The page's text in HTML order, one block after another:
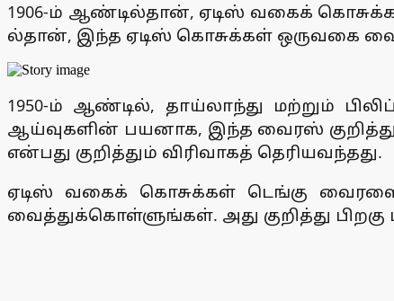
1906-ம் ஆண்டில்தான், ஏடிஸ் வகைக்
ல்தான், இந்த ஏடிஸ் கொசுக்கள் ஒருவகை
1950-ம் ஆண்டில், தாய்லாந்து மற்றும்
ஆய்வுகளின் பயனாக, இந்த வைரஸ்
என்பது குறித்தும் விரிவாகத் தெரியவந்தது.
ஏடிஸ் வகைக் கொசுக்கள் டெங்கு
வைத்துக்கொள்ளுங்கள். அது குறித்து